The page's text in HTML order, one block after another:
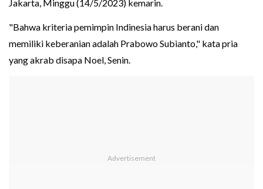
Jakarta, Minggu (14/5/2023) kemarin.
"Bahwa kriteria pemimpin Indinesia harus berani dan
memiliki keberanian adalah Prabowo Subianto," kata pria
yang akrab disapa Noel, Senin.